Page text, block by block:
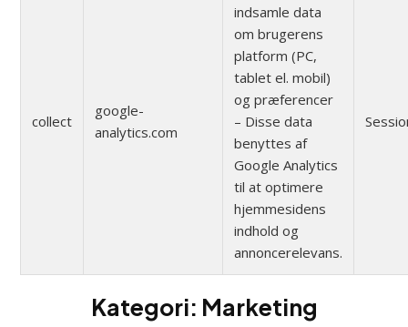
collect
google-
analytics.com
indsamle data
om brugerens
platform (PC,
tablet el. mobil)
og præferencer
– Disse data
benyttes af
Google Analytics
til at optimere
hjemmesidens
indhold og
annoncerelevans.
Kategori: Marketing